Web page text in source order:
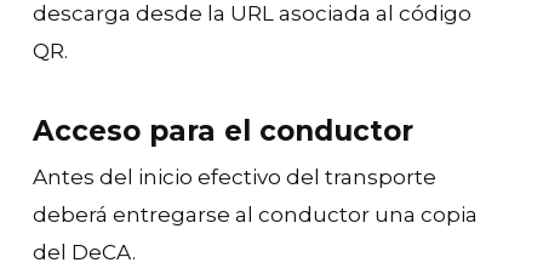
descarga desde la URL asociada al código
QR.
Acceso para el conductor
Antes del inicio efectivo del transporte
deberá entregarse al conductor una copia
del DeCA.